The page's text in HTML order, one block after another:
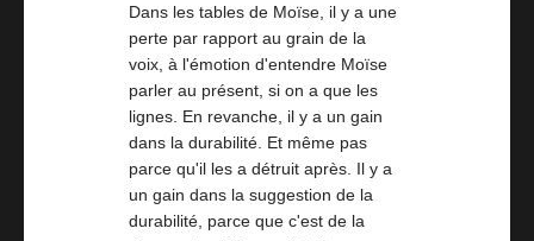
Dans les tables de Moïse, il y a une
perte par rapport au grain de la
voix, à l'émotion d'entendre Moïse
parler au présent, si on a que les
lignes. En revanche, il y a un gain
dans la durabilité. Et même pas
parce qu'il les a détruit après. Il y a
un gain dans la suggestion de la
durabilité, parce que c'est de la